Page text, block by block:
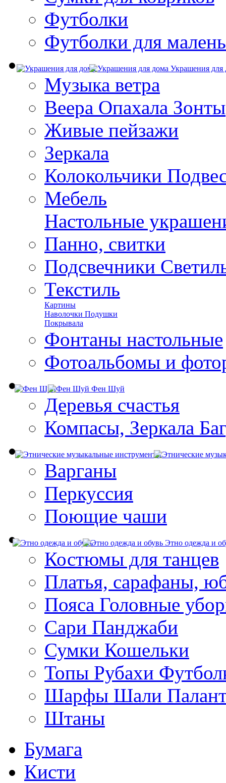
Футболки
Футболки для
Украшения для
Музыка ветра
Веера Опахала Зонты
Живые пейзажи
Зеркала
Колокольчики
Мебель
Настольные
Панно, свитки
Подсвечники
Текстиль
Картины
Наволочки Подушки
Покрывала
Фонтаны настольные
Фотоальбомы и
Фен Шуй
Деревья счастья
Компасы, Зеркала
Варганы
Перкуссия
Поющие чаши
Этно одежда и
Костюмы для танцев
Платья, сарафаны,
Пояса Головные
Сари Панджаби
Сумки Кошельки
Топы Рубахи
Шарфы Шали
Штаны
Бумага
Кисти